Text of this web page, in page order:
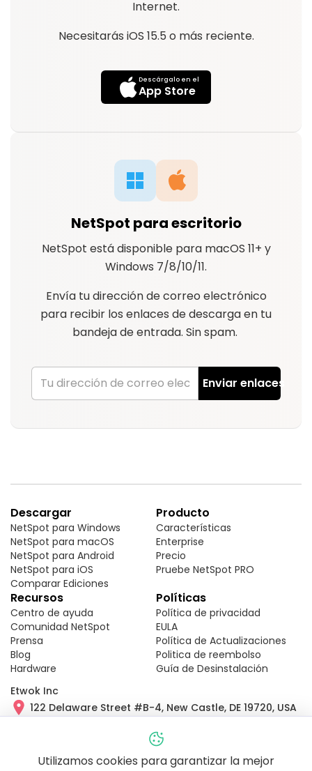
Internet.
Necesitarás iOS 15.5 o más reciente.
Descárgalo en el
App Store
NetSpot para escritorio
NetSpot está disponible para macOS 11+ y
Windows 7/8/10/11.
Envía tu dirección de correo electrónico
para recibir los enlaces de descarga en tu
bandeja de entrada. Sin spam.
Enviar enlaces
Descargar
NetSpot para Windows
NetSpot para macOS
NetSpot para Android
NetSpot para iOS
Comparar Ediciones
Producto
Características
Enterprise
Precio
Pruebe NetSpot PRO
Recursos
Centro de ayuda
Comunidad NetSpot
Prensa
Blog
Hardware
Políticas
Política de privacidad
EULA
Política de Actualizaciones
Politica de reembolso
Guía de Desinstalación
Etwok Inc
122 Delaware Street #B-4, New Castle, DE 19720, USA
Envíenos un correo electrónico:
Llámanos:
+1 (240) 363-9434
NetSpot Pro © es una marca registrada de Etwok Inc
Utilizamos cookies para garantizar la mejor